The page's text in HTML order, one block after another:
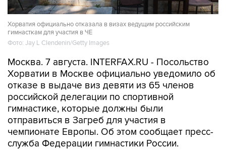
Хорватия официально отказала в визах ведущим российским
гимнасткам для участия в ЧЕ
Фото: Jay L Clendenin/Getty Images
Москва. 7 августа. INTERFAX.RU - Посольство
Хорватии в Москве официально уведомило об
отказе в выдаче виз девяти из 65 членов
российской делегации по спортивной
гимнастике, которые должны были
отправиться в Загреб для участия в
чемпионате Европы. Об этом сообщает пресс-
служба Федерации гимнастики России.